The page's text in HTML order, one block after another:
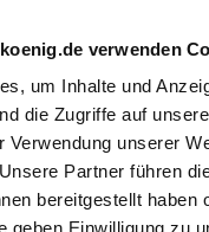
verwenden
um Inhalte und
die Zugriffe auf
Verwendung unserer
Partner führen
bereitgestellt